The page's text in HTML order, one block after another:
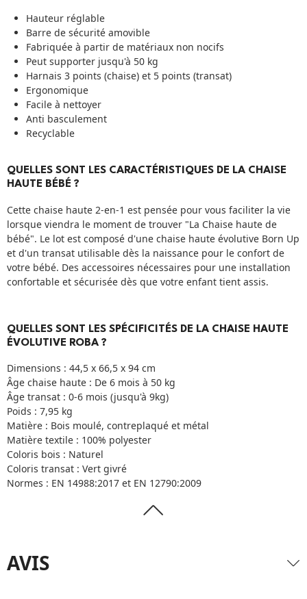
Hauteur réglable
Barre de sécurité amovible
Fabriquée à partir de matériaux non nocifs
Peut supporter jusqu'à 50 kg
Harnais 3 points (chaise) et 5 points (transat)
Ergonomique
Facile à nettoyer
Anti basculement
Recyclable
QUELLES SONT LES CARACTÉRISTIQUES DE LA CHAISE
HAUTE BÉBÉ ?
Cette chaise haute 2-en-1 est pensée pour vous faciliter la vie
lorsque viendra le moment de trouver "La Chaise haute de
bébé". Le lot est composé d'une chaise haute évolutive Born Up
et d'un transat utilisable dès la naissance pour le confort de
votre bébé. Des accessoires nécessaires pour une installation
confortable et sécurisée dès que votre enfant tient assis.
QUELLES SONT LES SPÉCIFICITÉS DE LA CHAISE HAUTE
ÉVOLUTIVE ROBA ?
Dimensions : 44,5 x 66,5 x 94 cm
Âge chaise haute : De 6 mois à 50 kg
Âge transat : 0-6 mois (jusqu'à 9kg)
Poids : 7,95 kg
Matière : Bois moulé, contreplaqué et métal
Matière textile : 100% polyester
Coloris bois : Naturel
Coloris transat : Vert givré
Normes : EN 14988:2017 et EN 12790:2009
AVIS